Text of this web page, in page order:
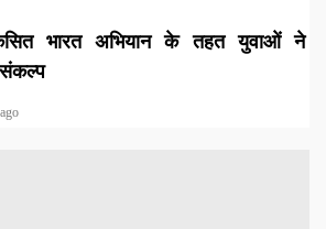
भारत अभियान के तहत युवाओं ने